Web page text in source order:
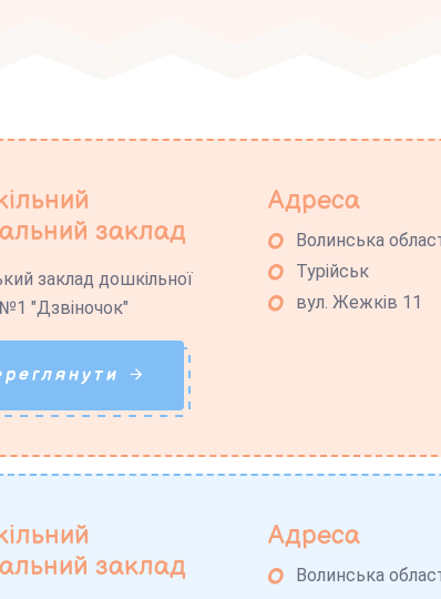
заклад
заклад дошкільної
"Дзвіночок"
Адреса
Волинська
Турійськ
вул. Жежків 11
заклад
Адреса
Волинська